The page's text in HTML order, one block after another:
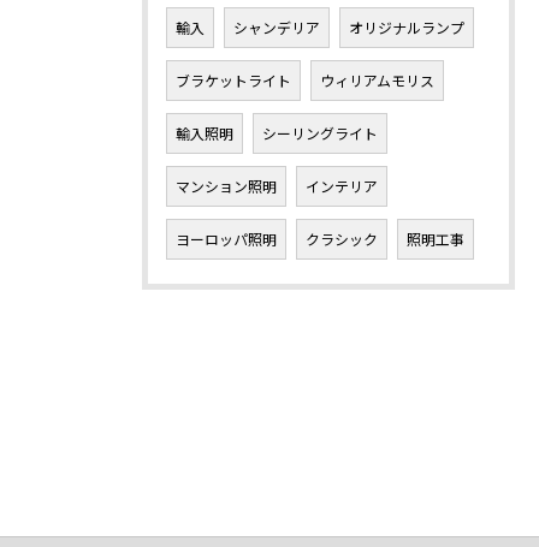
輸入 シャンデリア オリジナルランプ
ブラケットライト ウィリアムモリス
輸入照明 シーリングライト
マンション照明 インテリア
ヨーロッパ照明 クラシック 照明工事